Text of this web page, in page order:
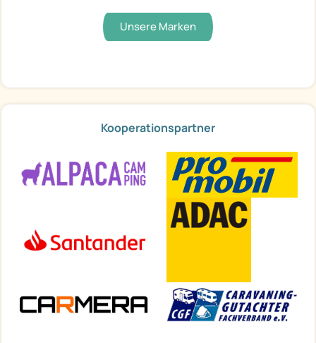
Unsere Marken
Kooperationspartner